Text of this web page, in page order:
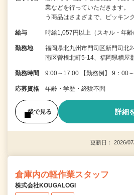
業などを行っていただきます。
う商品はさまざまで、ピッキン
給与 時給1,057円以上（スキル・年齢
勤務地
福岡県北九州市門司区新門司北
南区曽根北町5-14、福岡県糟屋
勤務時間 9:00～17:00 【勤務例】 9：00
応募資格 年齢・学歴・経験不問
後で見る 詳細
更新日： 2026/
倉庫内の軽作業スタッフ
株式会社KOUGALOGI